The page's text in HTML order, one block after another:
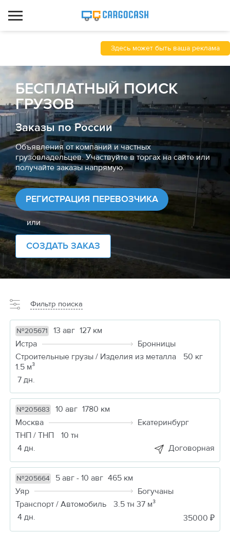
Здесь может быть ваша реклама
БЕСПЛАТНЫЙ ПОИСК
ГРУЗОВ
Заказы по России
Объявления от компаний и частных
грузовладельцев. Участвуйте в торгах на сайте или
получайте заказы напрямую.
РЕГИСТРАЦИЯ ПЕРЕВОЗЧИКА
или
СОЗДАТЬ ЗАКАЗ
Фильтр поиска
№205671 13 авг 127 км
Истра
Бронницы
Строительные грузы / Изделия из металла
50 кг
1.5 м³
7 дн.
№205683 10 авг 1780 км
Москва
Екатеринбург
ТНП / ТНП
10 тн
4 дн.
Договорная
№205664 5 авг - 10 авг 465 км
Уяр
Богучаны
Транспорт / Автомобиль
3.5 тн 37 м³
4 дн.
35000 ₽